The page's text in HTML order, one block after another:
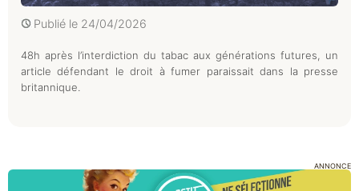
Publié le 24/04/2026
48h après l’interdiction du tabac aux générations futures, un
article défendant le droit à fumer paraissait dans la presse
britannique.
ANNONCE